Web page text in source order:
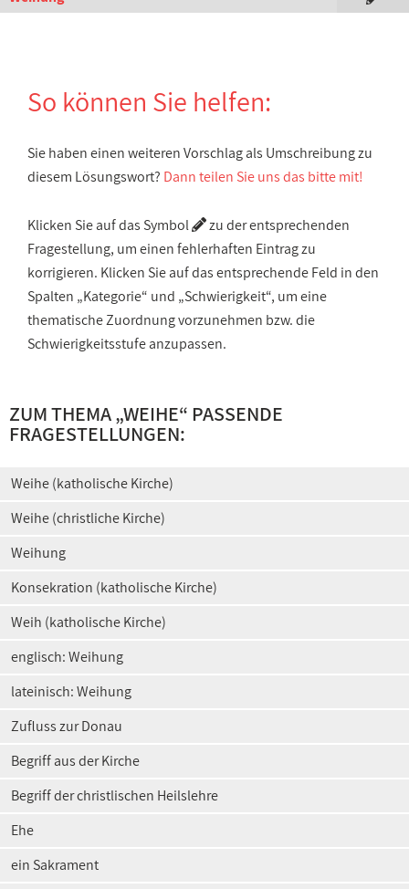
So können Sie helfen:
Sie haben einen weiteren Vorschlag als Umschreibung zu
diesem Lösungswort? Dann teilen Sie uns das bitte mit!
Klicken Sie auf das Symbol
zu der entsprechenden
Fragestellung, um einen fehlerhaften Eintrag zu
korrigieren. Klicken Sie auf das entsprechende Feld in den
Spalten „Kategorie“ und „Schwierigkeit“, um eine
thematische Zuordnung vorzunehmen bzw. die
Schwierigkeitsstufe anzupassen.
ZUM THEMA „WEIHE“ PASSENDE
FRAGESTELLUNGEN:
Weihe (katholische Kirche)
Weihe (christliche Kirche)
Weihung
Konsekration (katholische Kirche)
Weih (katholische Kirche)
englisch: Weihung
lateinisch: Weihung
Zufluss zur Donau
Begriff aus der Kirche
Begriff der christlischen Heilslehre
Ehe
ein Sakrament